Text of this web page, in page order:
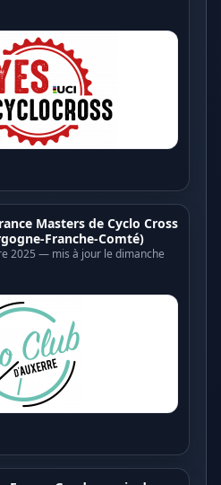
Masters de Cyclo Cross
Franche-Comté)
2025 — mis à jour le dimanche